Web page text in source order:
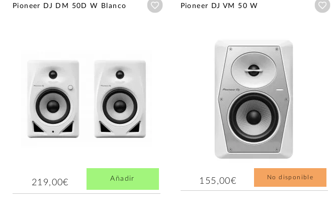
Pioneer DJ DM 50D W Blanco Añadir a wishlist
219,00€ Añadir
Pioneer DJ VM 50 W
155,00€ No disponible